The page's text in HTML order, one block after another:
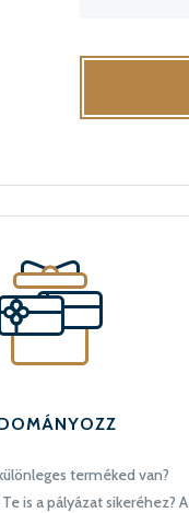
terméked van?
is a pályázat sikeréhez? A